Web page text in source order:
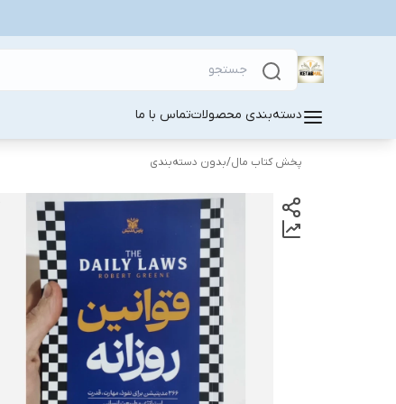
دسته‌بندی محصولاتتماس با ما
پخش کتاب مال/بدون دسته‌بندی